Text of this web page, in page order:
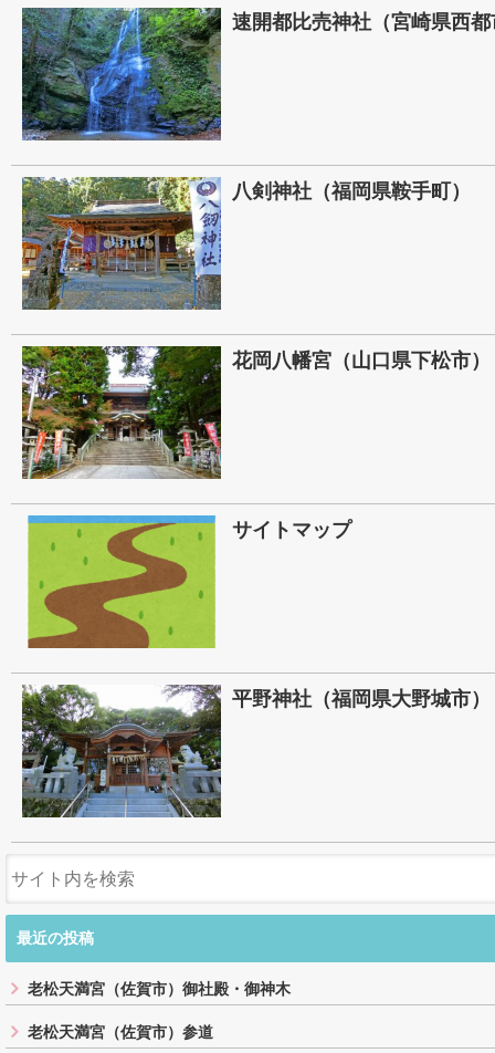
速開都比売神社（宮崎県西
八剣神社（福岡県鞍手町）
花岡八幡宮（山口県下松市）
サイトマップ
平野神社（福岡県大野城市）
最近の投稿
老松天満宮（佐賀市）御社殿・御神木
老松天満宮（佐賀市）参道